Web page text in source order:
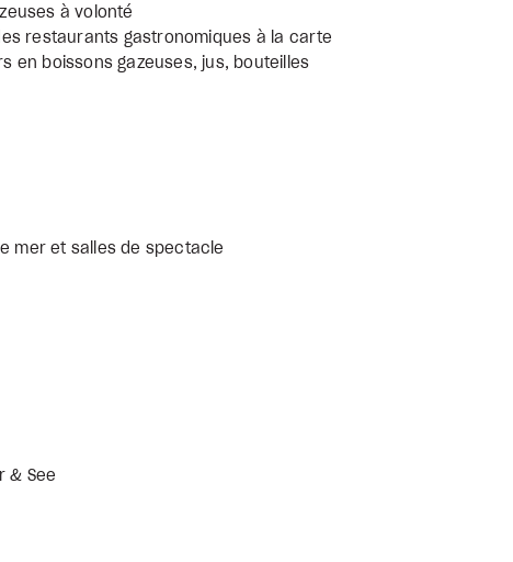
à volonté
restaurants gastronomiques à la carte
en boissons gazeuses, jus, bouteilles
mer et salles de spectacle
& See